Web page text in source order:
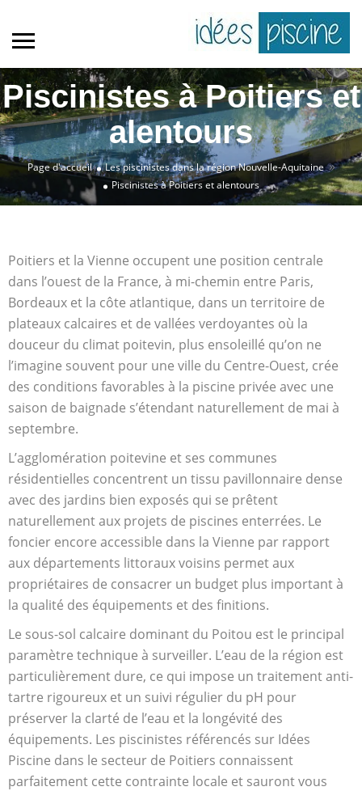
Piscinistes à Poitiers et
alentours
Page d'accueil Les piscinistes dans la région Nouvelle-Aquitaine»
Piscinistes à Poitiers et alentours
Poitiers et la Vienne occupent une position centrale
dans l’ouest de la France, à mi-chemin entre Paris,
Bordeaux et la côte atlantique, dans un territoire de
plateaux calcaires et de vallées verdoyantes où la
douceur du climat poitevin, plus ensoleillé qu’on ne
l’imagine souvent pour une ville du Centre-Ouest, crée
des conditions favorables à la piscine privée avec une
saison de baignade s’étendant naturellement de mai à
septembre.
L’agglomération poitevine et ses communes
résidentielles concentrent un tissu pavillonnaire dense
avec des jardins bien exposés qui se prêtent
naturellement aux projets de piscines enterrées. Le
foncier encore accessible dans la Vienne par rapport
aux départements littoraux voisins permet aux
propriétaires de consacrer un budget plus important à
la qualité des équipements et des finitions.
Le sous-sol calcaire dominant du Poitou est le principal
paramètre technique à surveiller. L’eau de la région est
particulièrement dure, ce qui impose un traitement anti-
tartre rigoureux et un suivi régulier du pH pour
préserver la clarté de l’eau et la longévité des
équipements. Les piscinistes référencés sur Idées
Piscine dans le secteur de Poitiers connaissent
parfaitement cette contrainte locale et sauront vous